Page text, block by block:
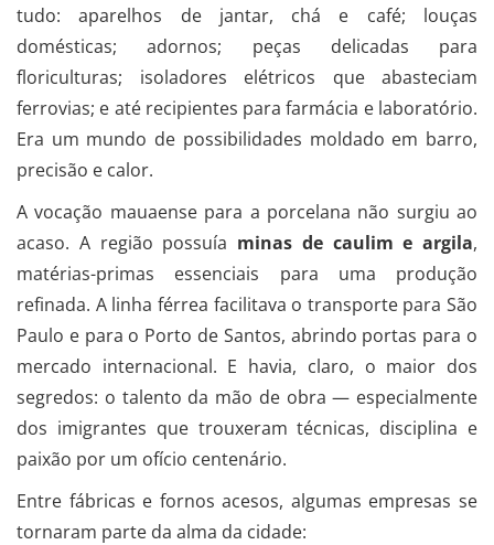
tudo: aparelhos de jantar, chá e café; louças
domésticas; adornos; peças delicadas para
floriculturas; isoladores elétricos que abasteciam
ferrovias; e até recipientes para farmácia e laboratório.
Era um mundo de possibilidades moldado em barro,
precisão e calor.
A vocação mauaense para a porcelana não surgiu ao
acaso. A região possuía minas de caulim e argila,
matérias-primas essenciais para uma produção
refinada. A linha férrea facilitava o transporte para São
Paulo e para o Porto de Santos, abrindo portas para o
mercado internacional. E havia, claro, o maior dos
segredos: o talento da mão de obra — especialmente
dos imigrantes que trouxeram técnicas, disciplina e
paixão por um ofício centenário.
Entre fábricas e fornos acesos, algumas empresas se
tornaram parte da alma da cidade: